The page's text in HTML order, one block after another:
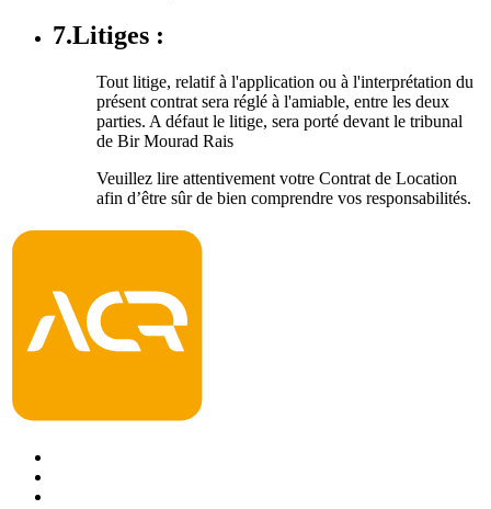
7.Litiges :
Tout litige, relatif à l'application ou à l'interprétation du
présent contrat sera réglé à l'amiable, entre les deux
parties. A défaut le litige, sera porté devant le tribunal
de Bir Mourad Rais
Veuillez lire attentivement votre Contrat de Location
afin d’être sûr de bien comprendre vos responsabilités.